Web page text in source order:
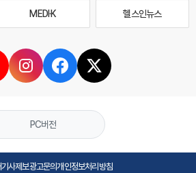
MEDI·K 헬스인뉴스
PC버전
기사제보광고문의개인정보처리방침